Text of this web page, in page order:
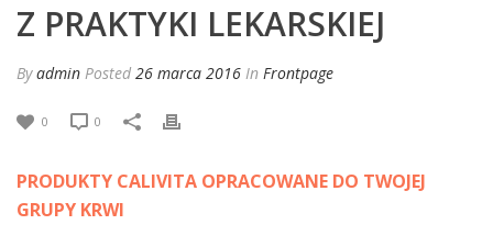
Z PRAKTYKI LEKARSKIEJ
Byadmin Posted 26 marca 2016 In Frontpage
0 0
PRODUKTY CALIVITA OPRACOWANE DO TWOJEJ
GRUPY KRWI